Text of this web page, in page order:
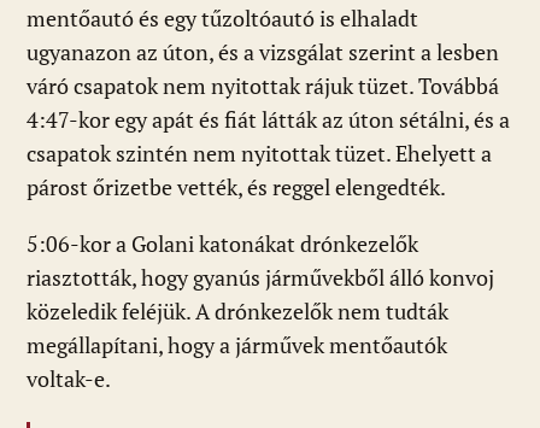
mentőautó és egy tűzoltóautó is elhaladt
ugyanazon az úton, és a vizsgálat szerint a lesben
váró csapatok nem nyitottak rájuk tüzet. Továbbá
4:47-kor egy apát és fiát látták az úton sétálni, és a
csapatok szintén nem nyitottak tüzet. Ehelyett a
párost őrizetbe vették, és reggel elengedték.
5:06-kor a Golani katonákat drónkezelők
riasztották, hogy gyanús járművekből álló konvoj
közeledik feléjük. A drónkezelők nem tudták
megállapítani, hogy a járművek mentőautók
voltak-e.